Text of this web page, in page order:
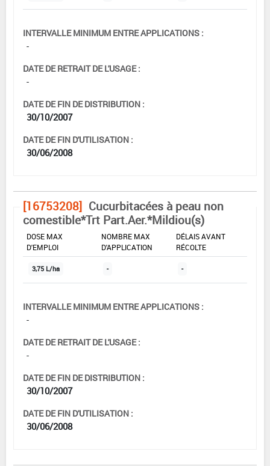
INTERVALLE MINIMUM ENTRE APPLICATIONS :
-
DATE DE RETRAIT DE L'USAGE :
-
DATE DE FIN DE DISTRIBUTION :
30/10/2007
DATE DE FIN D'UTILISATION :
30/06/2008
[16753208] Cucurbitacées à peau non
comestible*Trt Part.Aer.*Mildiou(s)
DOSE MAX
D'EMPLOI
NOMBRE MAX
D'APPLICATION
DÉLAIS AVANT
RÉCOLTE
3,75 L/ha - -
INTERVALLE MINIMUM ENTRE APPLICATIONS :
-
DATE DE RETRAIT DE L'USAGE :
-
DATE DE FIN DE DISTRIBUTION :
30/10/2007
DATE DE FIN D'UTILISATION :
30/06/2008